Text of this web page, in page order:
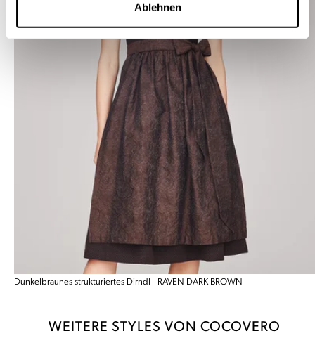
Ablehnen
Dunkelbraunes strukturiertes Dirndl - RAVEN DARK BROWN
WEITERE STYLES VON COCOVERO